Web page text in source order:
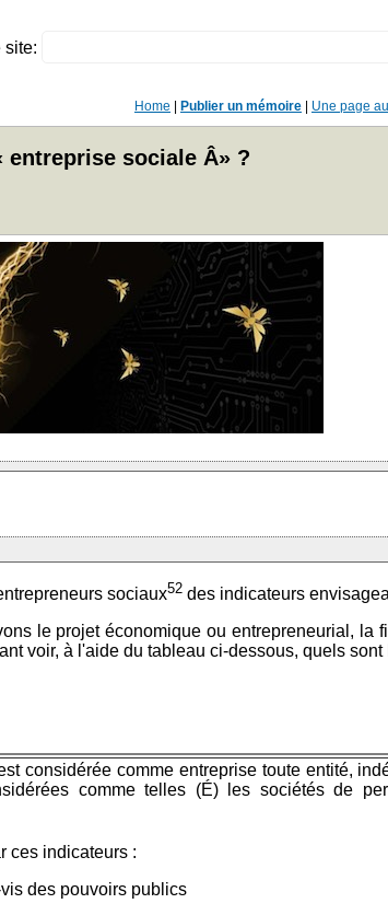
site:
Home Publier un mémoire Une page
sociale Â» ?
sociaux52 des indicateurs
le projet économique ou entrepreneurial,
voir, à l'aide du tableau ci-dessous, quels
considérée comme entreprise toute entité,
comme telles (É) les sociétés de
ces indicateurs :
des pouvoirs publics